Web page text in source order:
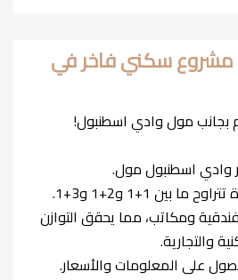
مشروع سكني فاخر في
بجانب مول وادي اسطنبول!
وادي اسطنبول مول.
ومكاتب، مما يحقق التوازن
والتجارية.
على المعلومات والأسعار.